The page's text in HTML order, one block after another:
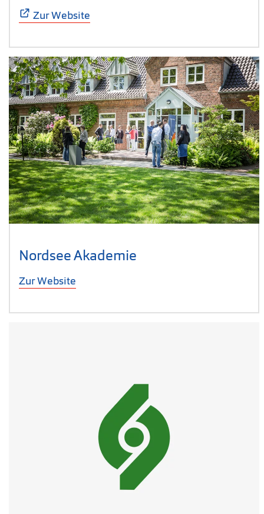
Zur Website
Nordsee Akademie
Zur Website